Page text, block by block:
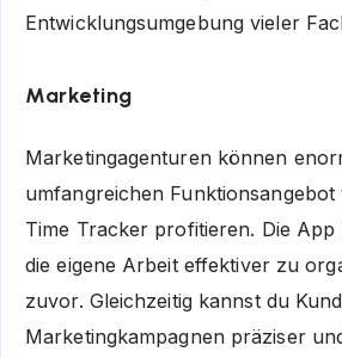
Entwicklungsumgebung vieler
Marketing
Marketingagenturen können
umfangreichen Funktionsangebot
Time Tracker profitieren. Die App
die eigene Arbeit effektiver zu
zuvor. Gleichzeitig kannst du
Marketingkampagnen präziser